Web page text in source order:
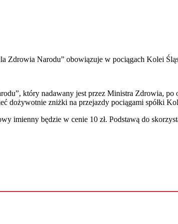
Zdrowia Narodu” obowiązuje w pociągach Kolei
który nadawany jest przez Ministra Zdrowia, po
dożywotnie zniżki na przejazdy pociągami spółki
imienny będzie w cenie 10 zł. Podstawą do